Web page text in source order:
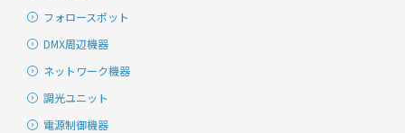
フォロースポット
DMX周辺機器
ネットワーク機器
調光ユニット
電源制御機器